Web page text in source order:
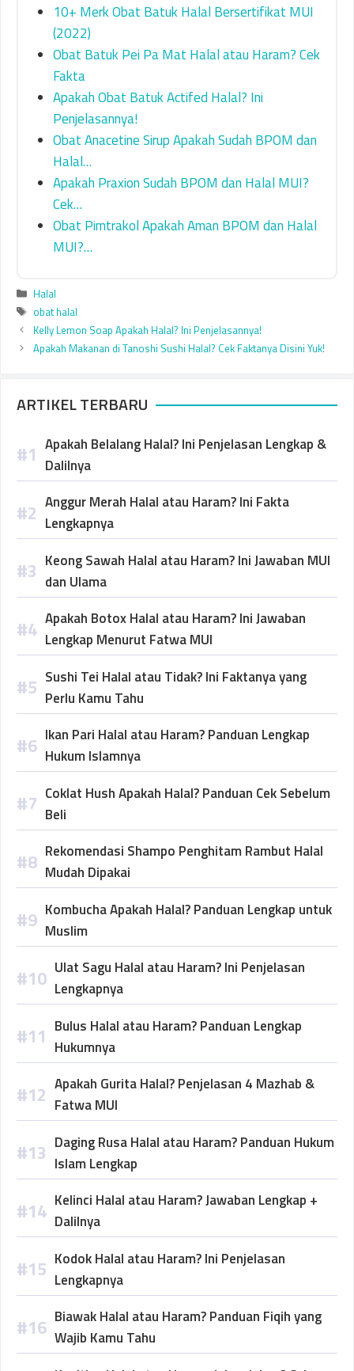
10+ Merk Obat Batuk Halal Bersertifikat MUI
(2022)
Obat Batuk Pei Pa Mat Halal atau Haram? Cek
Fakta
Apakah Obat Batuk Actifed Halal? Ini
Penjelasannya!
Obat Anacetine Sirup Apakah Sudah BPOM dan
Halal…
Apakah Praxion Sudah BPOM dan Halal MUI?
Cek…
Obat Pimtrakol Apakah Aman BPOM dan Halal
MUI?…
Categories
Halal
Tags
obat halal
Kelly Lemon Soap Apakah Halal? Ini Penjelasannya!
Apakah Makanan di Tanoshi Sushi Halal? Cek Faktanya Disini Yuk!
ARTIKEL TERBARU
Apakah Belalang Halal? Ini Penjelasan Lengkap &
Dalilnya
Anggur Merah Halal atau Haram? Ini Fakta
Lengkapnya
Keong Sawah Halal atau Haram? Ini Jawaban MUI
dan Ulama
Apakah Botox Halal atau Haram? Ini Jawaban
Lengkap Menurut Fatwa MUI
Sushi Tei Halal atau Tidak? Ini Faktanya yang
Perlu Kamu Tahu
Ikan Pari Halal atau Haram? Panduan Lengkap
Hukum Islamnya
Coklat Hush Apakah Halal? Panduan Cek Sebelum
Beli
Rekomendasi Shampo Penghitam Rambut Halal
Mudah Dipakai
Kombucha Apakah Halal? Panduan Lengkap untuk
Muslim
Ulat Sagu Halal atau Haram? Ini Penjelasan
Lengkapnya
Bulus Halal atau Haram? Panduan Lengkap
Hukumnya
Apakah Gurita Halal? Penjelasan 4 Mazhab &
Fatwa MUI
Daging Rusa Halal atau Haram? Panduan Hukum
Islam Lengkap
Kelinci Halal atau Haram? Jawaban Lengkap +
Dalilnya
Kodok Halal atau Haram? Ini Penjelasan
Lengkapnya
Biawak Halal atau Haram? Panduan Fiqih yang
Wajib Kamu Tahu